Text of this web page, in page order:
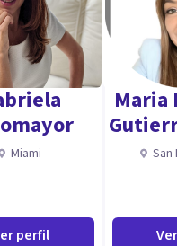
Miami
perfil
Maria
San